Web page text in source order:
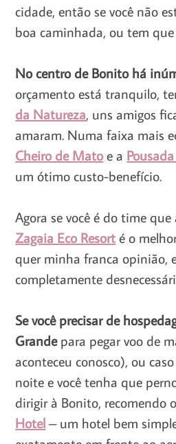
cidade, então se você não
boa caminhada, ou tem
No centro de Bonito há
orçamento está tranquilo,
da Natureza, uns amigos
amaram. Numa faixa mais
Cheiro de Matoe a
um ótimo custo-benefício.
Agora se você é do time
Zagaia Eco Resorté o
quer minha franca opinião,
completamente
Se você precisar de
Grandepara pegar voo de
aconteceu conosco), ou
noite e você tenha que
dirigir à Bonito, recomendo
Hotel – um hotel bem